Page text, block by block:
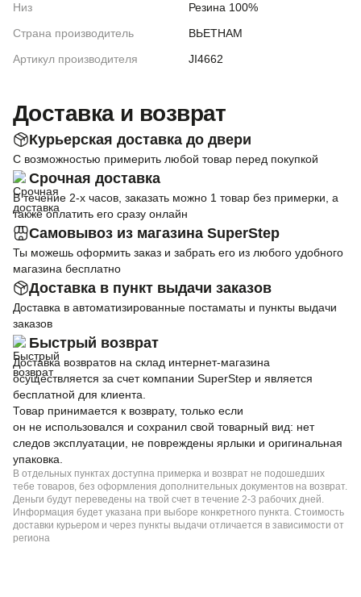
Низ
Резина 100%
Страна производитель
ВЬЕТНАМ
Артикул производителя
JI4662
Доставка и возврат
Курьерская доставка до двери
С возможностью примерить любой товар перед покупкой
Срочная доставка
В течение 2-х часов, заказать можно 1 товар без примерки, а
также оплатить его сразу онлайн
Самовывоз из магазина SuperStep
Ты можешь оформить заказ и забрать его из любого удобного
магазина бесплатно
Доставка в пункт выдачи заказов
Доставка в автоматизированные постаматы и пункты выдачи
заказов
Быстрый возврат
Доставка возвратов на склад интернет-магазина
осуществляется за счет компании SuperStep и является
бесплатной для клиента.
Товар принимается к возврату, только если
он не использовался и сохранил свой товарный вид: нет
следов эксплуатации, не повреждены ярлыки и оригинальная
упаковка.
В отдельных пунктах доступна примерка и возврат не подошедших
тебе товаров, без оформления дополнительных документов на возврат.
Деньги будут переведены на твой счет в течение 2-3 рабочих дней.
Информация будет указана при выборе конкретного пункта. Стоимость
доставки курьером и через пункты выдачи отличается в зависимости от
региона